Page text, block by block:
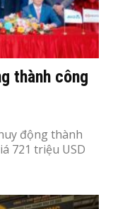
thành công
động thành
721 triệu USD